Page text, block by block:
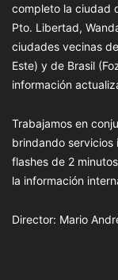
completo la ciudad
Pto. Libertad,
ciudades vecinas
Este) y de Brasil
información
Trabajamos en
brindando servicios
flashes de 2
la información
Director: Mario